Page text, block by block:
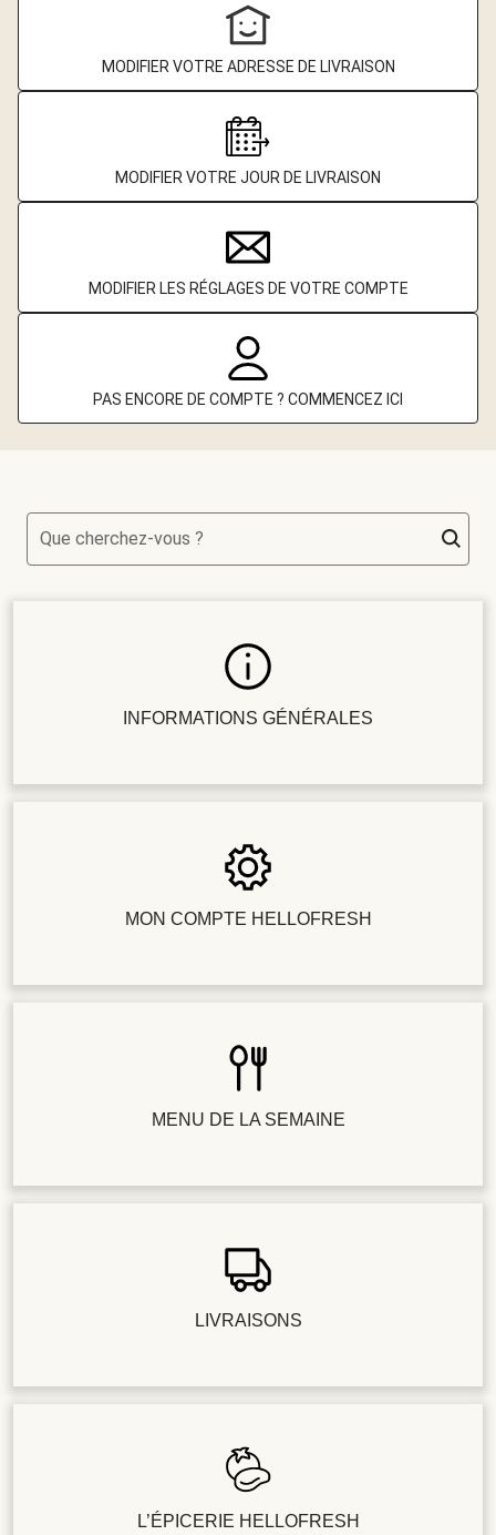
MODIFIER VOTRE ADRESSE DE LIVRAISON
MODIFIER VOTRE JOUR DE LIVRAISON
MODIFIER LES RÉGLAGES DE VOTRE COMPTE
PAS ENCORE DE COMPTE ? COMMENCEZ ICI
Que cherchez-vous ?
INFORMATIONS GÉNÉRALES
MON COMPTE HELLOFRESH
MENU DE LA SEMAINE
LIVRAISONS
L’ÉPICERIE HELLOFRESH